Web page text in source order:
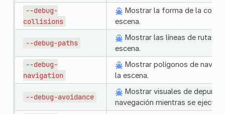
--debug-
collisions
Mostrar la forma de la
escena.
--debug-paths
Mostrar las líneas de rutas
escena.
--debug-
navigation
Mostrar polígonos de
la escena.
--debug-avoidance
Mostrar visuales de
navegación mientras se ejecuta